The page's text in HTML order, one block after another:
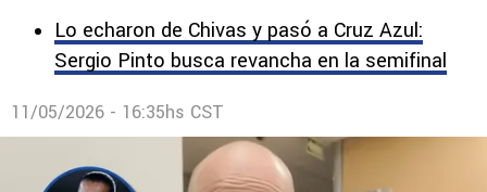
Lo echaron de Chivas y pasó a Cruz Azul:
Sergio Pinto busca revancha en la semifinal
11/05/2026 - 16:35hs CST